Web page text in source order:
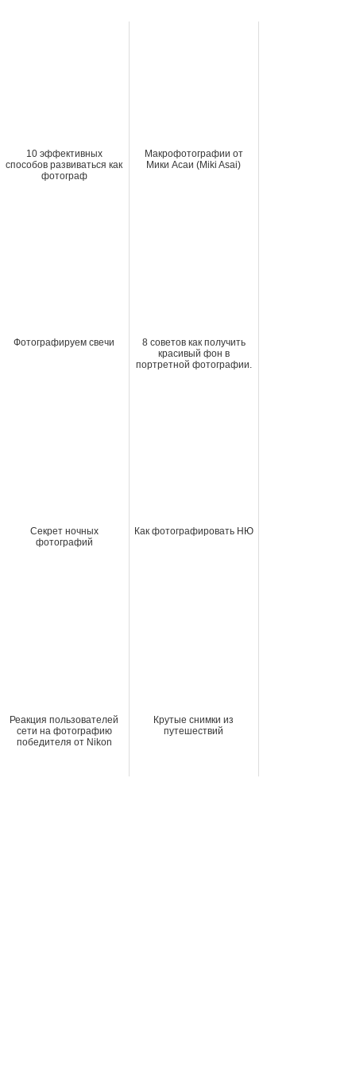
10 эффективных
способов развиваться как
фотограф
Макрофотографии от
Мики Асаи (Miki Asai)
Фотографируем свечи
8 советов как получить
красивый фон в
портретной фотографии.
Секрет ночных
фотографий
Как фотографировать НЮ
Реакция пользователей
сети на фотографию
победителя от Nikon
Крутые снимки из
путешествий